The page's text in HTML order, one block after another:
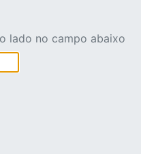
lado no campo abaixo